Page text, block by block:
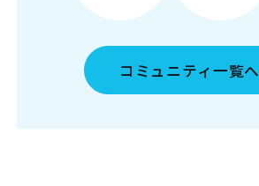
コミュニティ一覧へ